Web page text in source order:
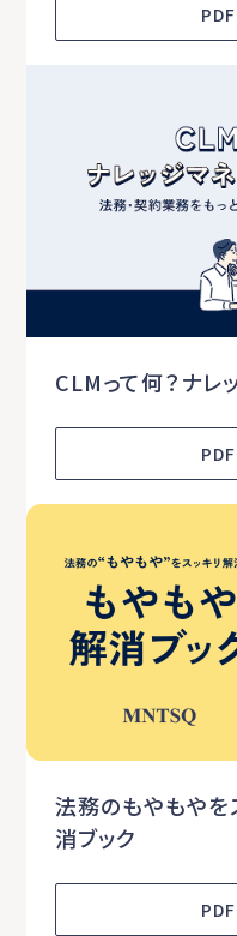
CLMって何？ナレ
法務のもやもやを
消ブック